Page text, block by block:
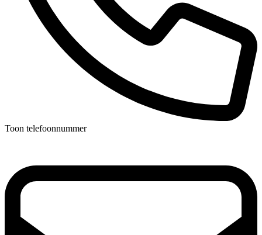
Toon telefoonnummer